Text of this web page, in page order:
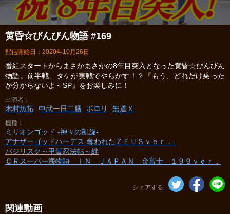
黄昏☆びんびん物語 #169
配信開始日：2020年10月26日
番組スタートからまさかまさかの8年目突入となった黄昏☆びんびん
物語。前半戦、タケが実戦でやらかす！？『もう、どれだけ乗った
か分からないよ～SP』をお楽しみに！
出演者
木村魚拓 中武一日二膳 ポロリ 無道Ｘ
機種
ミリオンゴッド -神々の凱旋-
アナザーゴッドハーデス-奪われたＺＥＵＳｖｅｒ．-
バジリスク～甲賀忍法帖～絆
ＣＲスーパー海物語 ＩＮ ＪＡＰＡＮ 金富士 １９９ｖｅｒ．
シェアする
関連動画